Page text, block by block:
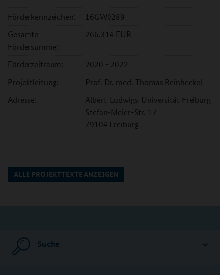
Förderkennzeichen:
16GW0289
Gesamte
Fördersumme:
266.314 EUR
Förderzeitraum:
2020 - 2022
Projektleitung:
Prof. Dr. med. Thomas Reinheckel
Adresse:
Albert-Ludwigs-Universität Freiburg
Stefan-Meier-Str. 17
79104 Freiburg
ALLE PROJEKTTEXTE ANZEIGEN
Suche